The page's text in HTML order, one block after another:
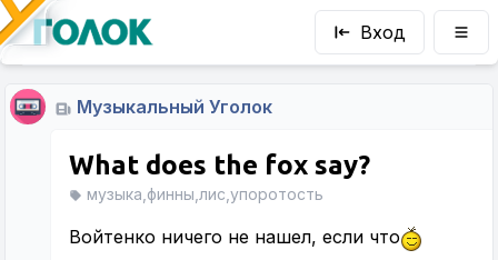
Вход
Музыкальный Уголок
What does the fox say?
музыка,финны,лис,упоротость
Войтенко ничего не нашел, если что